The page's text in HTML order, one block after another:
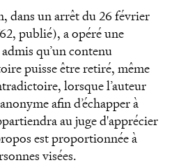
dans un arrêt du 26 février
publié), a opéré une
qu’un contenu
puisse être retiré, même
lorsque l’auteur
afin d’échapper à
au juge d'apprécier
est proportionnée à
visées.